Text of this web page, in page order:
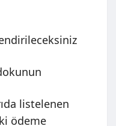
listelenen
ödeme